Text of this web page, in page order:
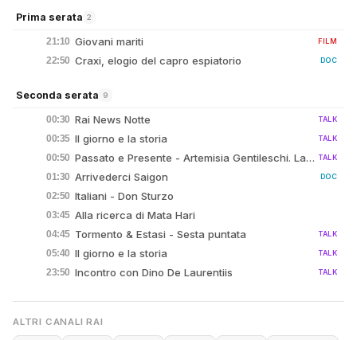
Prima serata 2
21:10 Giovani mariti FILM
22:50 Craxi, elogio del capro espiatorio DOC
Seconda serata 9
00:30 Rai News Notte TALK
00:35 Il giorno e la storia TALK
00:50 Passato e Presente - Artemisia Gentileschi. La libertà attraverso l'arte - 25/11/2025 TALK
01:30 Arrivederci Saigon DOC
02:50 Italiani - Don Sturzo
03:45 Alla ricerca di Mata Hari
04:45 Tormento & Estasi - Sesta puntata TALK
05:40 Il giorno e la storia TALK
23:50 Incontro con Dino De Laurentiis TALK
ALTRI CANALI RAI